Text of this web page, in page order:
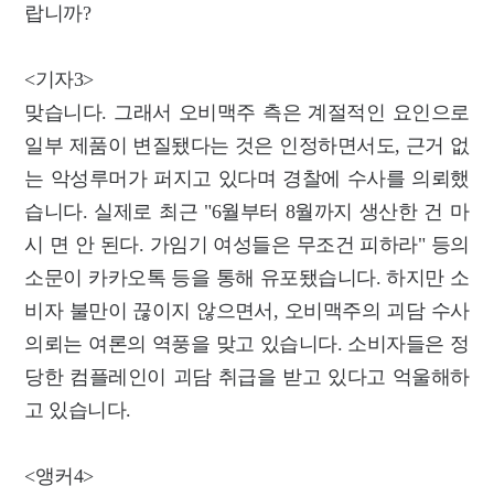
랍니까?
<기자3>
맞습니다. 그래서 오비맥주 측은 계절적인 요인으로
일부 제품이 변질됐다는 것은 인정하면서도, 근거 없
는 악성루머가 퍼지고 있다며 경찰에 수사를 의뢰했
습니다. 실제로 최근 "6월부터 8월까지 생산한 건 마
시 면 안 된다. 가임기 여성들은 무조건 피하라" 등의
소문이 카카오톡 등을 통해 유포됐습니다. 하지만 소
비자 불만이 끊이지 않으면서, 오비맥주의 괴담 수사
의뢰는 여론의 역풍을 맞고 있습니다. 소비자들은 정
당한 컴플레인이 괴담 취급을 받고 있다고 억울해하
고 있습니다.
<앵커4>